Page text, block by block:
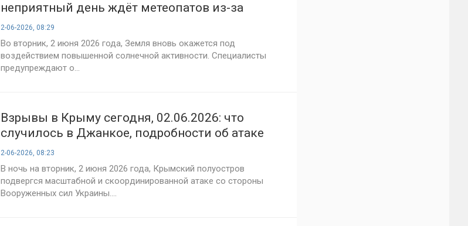
неприятный день ждёт метеопатов из-за
сильных головных болей во вторник. Свежий
прогноз на день
2-06-2026, 08:29
Во вторник, 2 июня 2026 года, Земля вновь окажется под
воздействием повышенной солнечной активности. Специалисты
предупреждают о...
Взрывы в Крыму сегодня, 02.06.2026: что
случилось в Джанкое, подробности об атаке
ВСУ на полуостров, свежие новости о ситуации
2-06-2026, 08:23
В ночь на вторник, 2 июня 2026 года, Крымский полуостров
подвергся масштабной и скоординированной атаке со стороны
Вооруженных сил Украины....